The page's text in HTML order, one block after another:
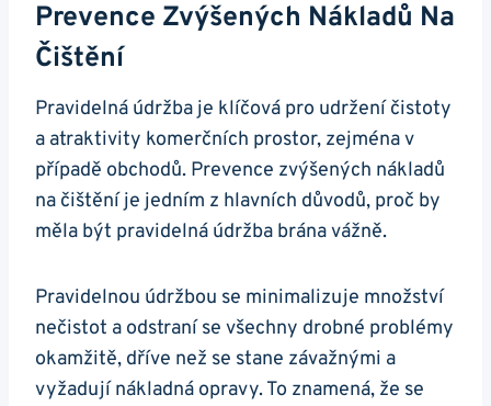
Prevence Zvýšených Nákladů Na
Čištění
Pravidelná údržba je klíčová pro udržení čistoty
a atraktivity komerčních prostor, zejména v
případě obchodů. Prevence zvýšených nákladů
na čištění je jedním z hlavních důvodů, proč by
měla být pravidelná údržba brána vážně.
Pravidelnou údržbou se minimalizuje množství
nečistot a odstraní se všechny drobné problémy
okamžitě, dříve než se stane závažnými a
vyžadují nákladná opravy. To znamená, že se